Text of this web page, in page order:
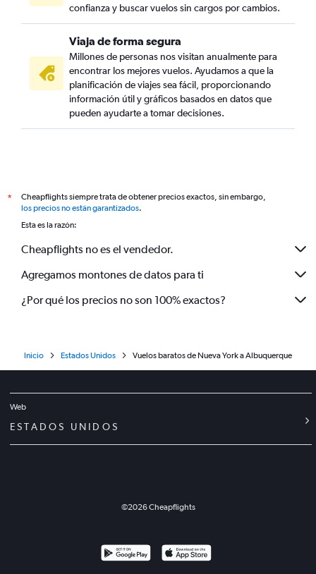
confianza y buscar vuelos sin cargos por cambios.
Viaja de forma segura
Millones de personas nos visitan anualmente para
encontrar los mejores vuelos. Ayudamos a que la
planificación de viajes sea fácil, proporcionando
información útil y gráficos basados en datos que
pueden ayudarte a tomar decisiones.
*
Cheapflights siempre trata de obtener precios exactos, sin embargo,
los precios no están garantizados.
Esta es la razón:
Cheapflights no es el vendedor.
Agregamos montones de datos para ti
¿Por qué los precios no son 100% exactos?
Inicio Estados Unidos Vuelos baratos de Nueva York a Albuquerque
Web
ESTADOS UNIDOS
©2026Cheapflights